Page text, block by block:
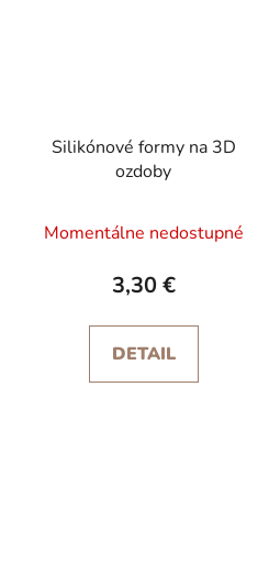
Silikónové formy na 3D
ozdoby
Momentálne nedostupné
3,30 €
DETAIL